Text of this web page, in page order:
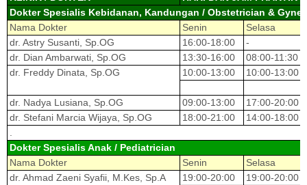
Dokter Spesialis Kebidanan, Kandungan / Obstetrician &
Nama Dokter
Senin
Selasa
dr. Astry Susanti, Sp.OG
16:00-18:00
-
dr. Dian Ambarwati, Sp.OG
13:30-16:00
08:00-11:30
dr. Freddy Dinata, Sp.OG
10:00-13:00 10:00-13:00
dr. Nadya Lusiana, Sp.OG 09:00-13:00
17:00-20:00
dr. Stefani Marcia Wijaya, Sp.OG
18:00-21:00
14:00-18:00
.
Dokter Spesialis Anak / Pediatrician
Nama Dokter
Senin
Selasa
dr. Ahmad Zaeni Syafii, M.Kes, Sp.A
19:00-20:00
19:00-20:00